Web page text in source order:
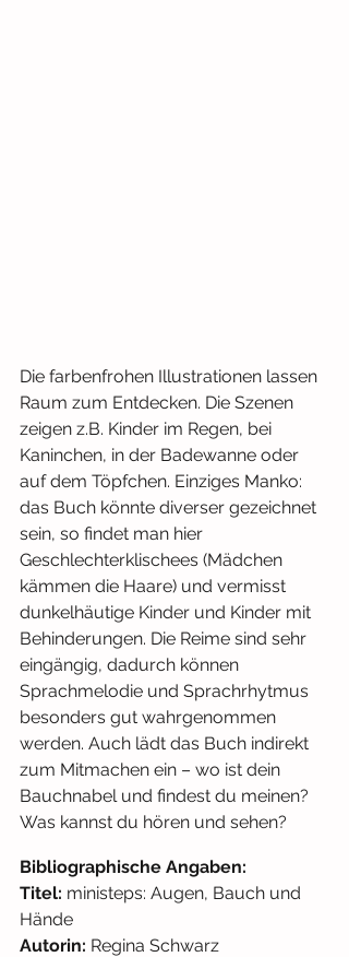
Die farbenfrohen Illustrationen lassen
Raum zum Entdecken. Die Szenen
zeigen z.B. Kinder im Regen, bei
Kaninchen, in der Badewanne oder
auf dem Töpfchen. Einziges Manko:
das Buch könnte diverser gezeichnet
sein, so findet man hier
Geschlechterklischees (Mädchen
kämmen die Haare) und vermisst
dunkelhäutige Kinder und Kinder mit
Behinderungen. Die Reime sind sehr
eingängig, dadurch können
Sprachmelodie und Sprachrhytmus
besonders gut wahrgenommen
werden. Auch lädt das Buch indirekt
zum Mitmachen ein – wo ist dein
Bauchnabel und findest du meinen?
Was kannst du hören und sehen?
Bibliographische Angaben:
Titel: ministeps: Augen, Bauch und
Hände
Autorin: Regina Schwarz